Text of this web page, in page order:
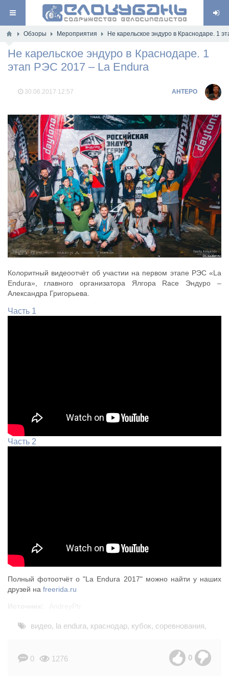
Обзоры Мероприятия Не карельское эндуро в Краснодаре. 1
Не карельское эндуро в Краснодаре. 1
этап РЭС 2017 – La Endura
30.06.2017 12:57 AHTEPO
Колоритный видеоотчёт об участии на первом этапе РЭС «La
Endura», главного организатора Ялгора Race Эндуро –
Александра Григорьева.
Часть 1
Часть 2
Полный фотоотчёт о "La Endura 2017" можно найти у наших
друзей на freerida.ru
видео, la endura, краснодар, кубок, соревнования,
0
1276 0